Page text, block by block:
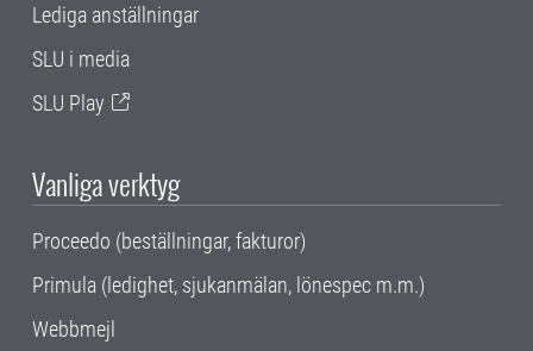
Lediga anställningar
SLU i media
SLU Play
Vanliga verktyg
Proceedo (beställningar, fakturor)
Primula (ledighet, sjukanmälan, lönespec m.m.)
Webbmejl